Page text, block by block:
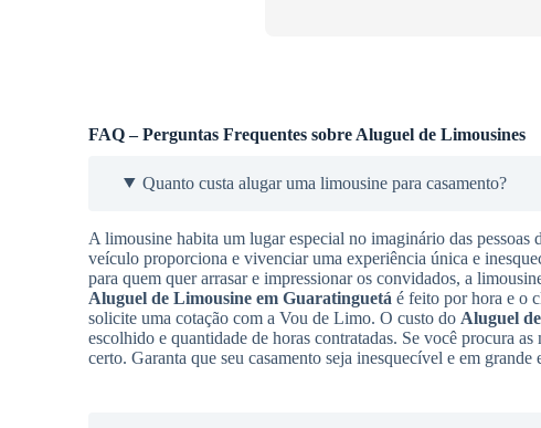
FAQ – Perguntas Frequentes sobre Aluguel de Limousines
Quanto custa alugar uma limousine para casamento?
A limousine habita um lugar especial no imaginário das pessoas
veículo proporciona e vivenciar uma experiência única e
para quem quer arrasar e impressionar os convidados, a
Aluguel de Limousine em Guaratinguetá é feito por hora e o
solicite uma cotação com a Vou de Limo. O custo do Aluguel
escolhido e quantidade de horas contratadas. Se você procura
certo. Garanta que seu casamento seja inesquecível e em